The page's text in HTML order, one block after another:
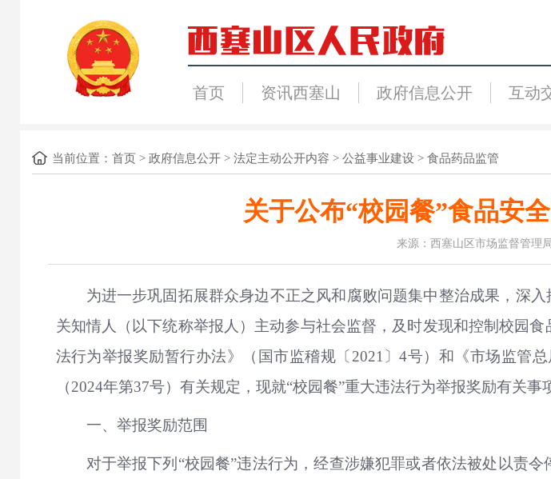
首页 资讯西塞山 政府信息公开 互动
当前位置： 首页> 政府信息公开> 法定主动公开内容 > 公益事业建设 > 食品药品监管
关于公布“校园餐”食品安
来源：西塞山区市场监督管理
为进一步巩固拓展群众身边不正之风和腐败问题集中整治成果，深
关知情人（以下统称举报人）主动参与社会监督，及时发现和控制校园
法行为举报奖励暂行办法》（国市监稽规〔2021〕4号）和《市场监管
（2024年第37号）有关规定，现就“校园餐”重大违法行为举报奖励有关事
一、举报奖励范围
对于举报下列“校园餐”违法行为，经查涉嫌犯罪或者依法被处以责